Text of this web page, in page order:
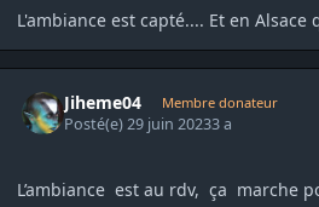
L'ambiance est capté.... Et en
Jiheme04 Membre donateur
Posté(e)29 juin 20233 a
L’ambiance est au rdv, ça marche